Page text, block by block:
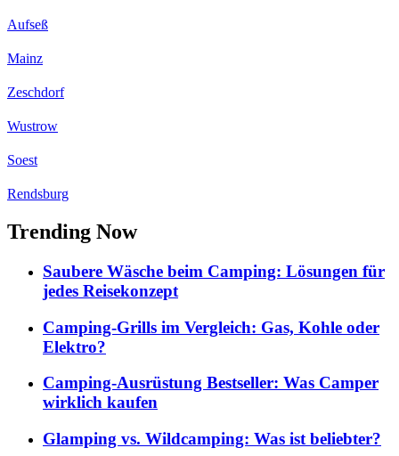
Aufseß
Mainz
Zeschdorf
Wustrow
Soest
Rendsburg
Trending Now
Saubere Wäsche beim Camping: Lösungen für
jedes Reisekonzept
Camping-Grills im Vergleich: Gas, Kohle oder
Elektro?
Camping-Ausrüstung Bestseller: Was Camper
wirklich kaufen
Glamping vs. Wildcamping: Was ist beliebter?